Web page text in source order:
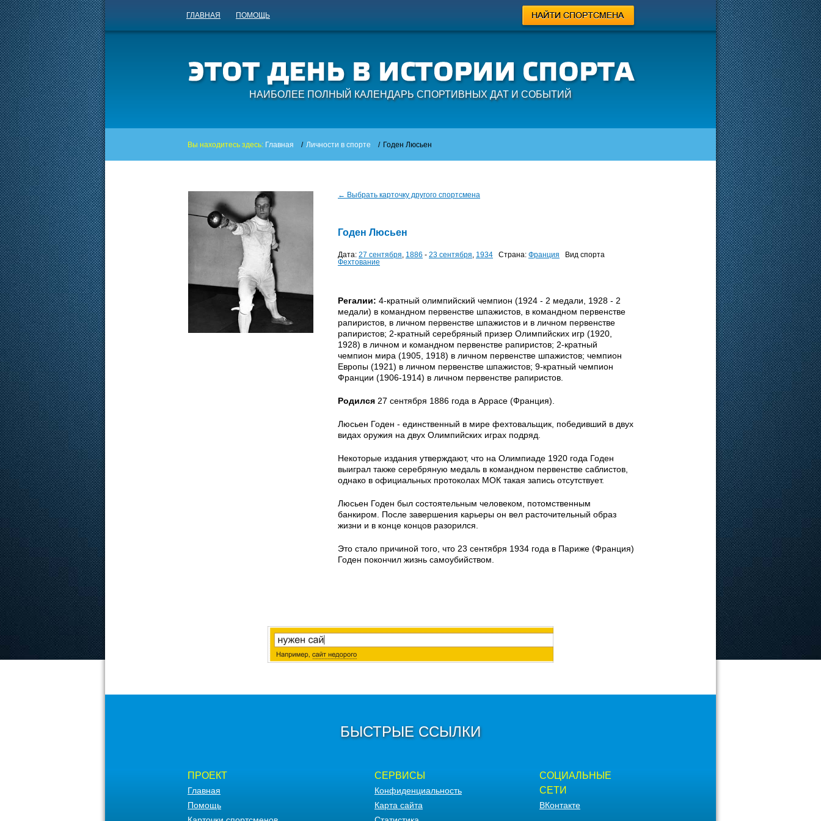
ГЛАВНАЯ ПОМОЩЬ
НАИБОЛЕЕ ПОЛНЫЙ КАЛЕНДАРЬ СПОРТИВНЫХ ДАТ И СОБЫТИЙ
Вы находитесь здесь: Главная / Личности в спорте / Годен Люсьен
← Выбрать карточку другого спортсмена
Годен Люсьен
Дата: 27 сентября, 1886 - 23 сентября, 1934 Страна: Франция Вид спорта
Фехтование
Регалии: 4-кратный олимпийский чемпион (1924 - 2 медали, 1928 - 2
медали) в командном первенстве шпажистов, в командном первенстве
рапиристов, в личном первенстве шпажистов и в личном первенстве
рапиристов; 2-кратный серебряный призер Олимпийских игр (1920,
1928) в личном и командном первенстве рапиристов; 2-кратный
чемпион мира (1905, 1918) в личном первенстве шпажистов; чемпион
Европы (1921) в личном первенстве шпажистов; 9-кратный чемпион
Франции (1906-1914) в личном первенстве рапиристов.
Родился 27 сентября 1886 года в Аррасе (Франция).
Люсьен Годен - единственный в мире фехтовальщик, победивший в двух
видах оружия на двух Олимпийских играх подряд.
Некоторые издания утверждают, что на Олимпиаде 1920 года Годен
выиграл также серебряную медаль в командном первенстве саблистов,
однако в официальных протоколах МОК такая запись отсутствует.
Люсьен Годен был состоятельным человеком, потомственным
банкиром. После завершения карьеры он вел расточительный образ
жизни и в конце концов разорился.
Это стало причиной того, что 23 сентября 1934 года в Париже (Франция)
Годен покончил жизнь самоубийством.
БЫСТРЫЕ ССЫЛКИ
ПРОЕКТ
Главная
Помощь
СЕРВИСЫ
Конфиденциальность
Карта сайта
СОЦИАЛЬНЫЕ
СЕТИ
ВКонтакте